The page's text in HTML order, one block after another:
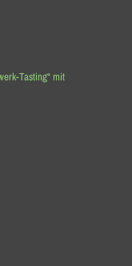
Tasting“ mit